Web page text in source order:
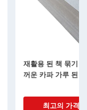
재활용 된 책 묶기
꺼운 카파 가루 된
최고의 가격